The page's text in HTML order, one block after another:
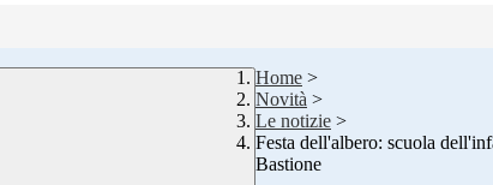
Home >
Novità >
Le notizie >
Festa dell'albero: scuola
Bastione